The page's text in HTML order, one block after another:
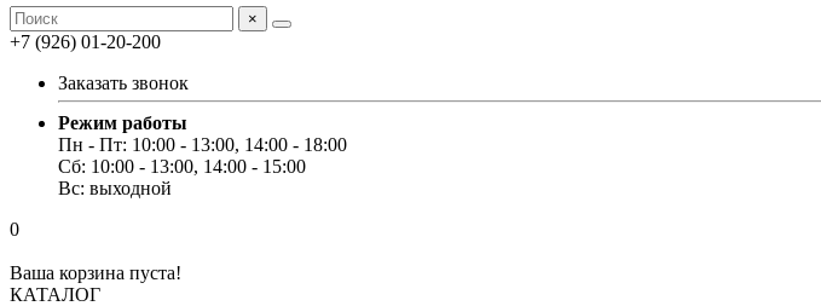
×
+7 (926) 01-20-200
Заказать звонок
Режим работы
Пн - Пт: 10:00 - 13:00, 14:00 - 18:00
Сб: 10:00 - 13:00, 14:00 - 15:00
Вс: выходной
0
Ваша корзина пуста!
КАТАЛОГ